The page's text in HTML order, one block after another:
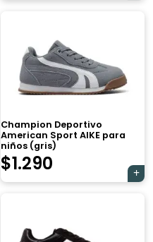
Champion Deportivo
American Sport AIKE para
niños (gris)
$1.290